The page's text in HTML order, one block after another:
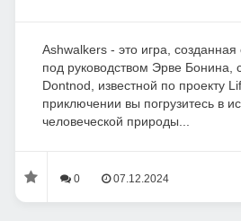
Ashwalkers - это игра,
под руководством Эрве Бонина,
Dontnod, известной по проекту
приключении вы погрузитесь в
человеческой природы...
0 07.12.2024